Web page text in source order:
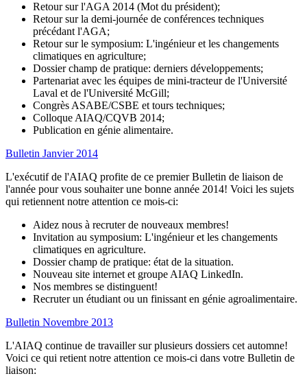
Retour sur l'AGA 2014 (Mot du président);
Retour sur la demi-journée de conférences techniques
précédant l'AGA;
Retour sur le symposium: L'ingénieur et les changements
climatiques en agriculture;
Dossier champ de pratique: derniers développements;
Partenariat avec les équipes de mini-tracteur de l'Université
Laval et de l'Université McGill;
Congrès ASABE/CSBE et tours techniques;
Colloque AIAQ/CQVB 2014;
Publication en génie alimentaire.
Bulletin Janvier 2014
L'exécutif de l'AIAQ profite de ce premier Bulletin de liaison de
l'année pour vous souhaiter une bonne année 2014! Voici les sujets
qui retiennent notre attention ce mois-ci:
Aidez nous à recruter de nouveaux membres!
Invitation au symposium: L'ingénieur et les changements
climatiques en agriculture.
Dossier champ de pratique: état de la situation.
Nouveau site internet et groupe AIAQ LinkedIn.
Nos membres se distinguent!
Recruter un étudiant ou un finissant en génie agroalimentaire.
Bulletin Novembre 2013
L'AIAQ continue de travailler sur plusieurs dossiers cet automne!
Voici ce qui retient notre attention ce mois-ci dans votre Bulletin de
liaison: